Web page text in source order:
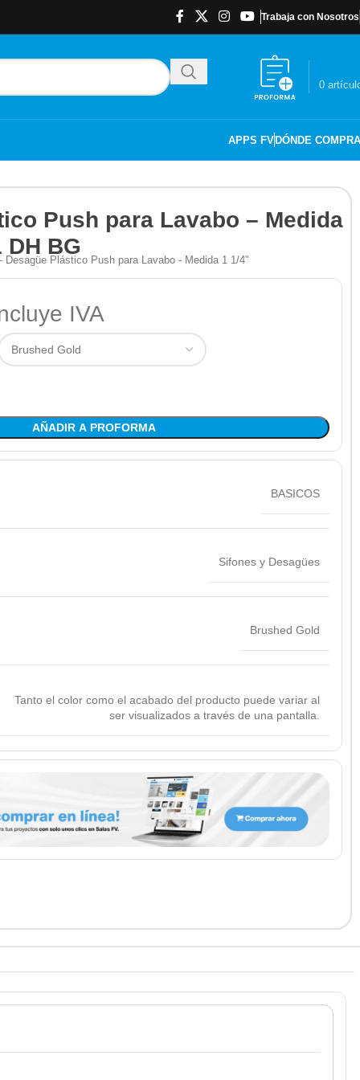
Trabaja con Nosotros
0
APPS FVDÓNDE
Push para Lavabo – Medida
DH BG
Desagüe Plástico Push para Lavabo - Medida 1 1/4"
IVA
AÑADIR A PROFORMA
BASICOS
Sifones y Desagües
Brushed Gold
Tanto el color como el acabado del producto puede variar al
ser visualizados a través de una pantalla.